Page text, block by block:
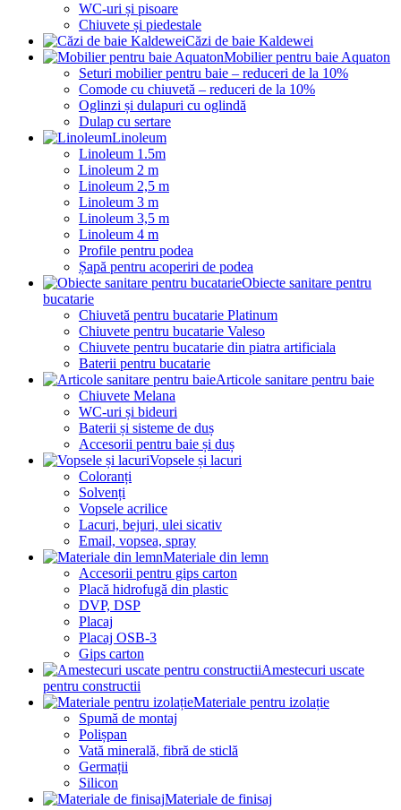
WC-uri și pisoare
Chiuvete și piedestale
Căzi de baie Kaldewei
Mobilier pentru baie Aquaton
Seturi mobilier pentru baie – reduceri de la 10%
Comode cu chiuvetă – reduceri de la 10%
Oglinzi și dulapuri cu oglindă
Dulap cu sertare
Linoleum
Linoleum 1.5m
Linoleum 2 m
Linoleum 2,5 m
Linoleum 3 m
Linoleum 3,5 m
Linoleum 4 m
Profile pentru podea
Șapă pentru acoperiri de podea
Obiecte sanitare pentru
bucatarie
Chiuvetă pentru bucatarie Platinum
Chiuvete pentru bucatarie Valeso
Chiuvete pentru bucatarie din piatra artificiala
Baterii pentru bucatarie
Articole sanitare pentru baie
Chiuvete Melana
WC-uri și bideuri
Baterii și sisteme de duș
Accesorii pentru baie și duș
Vopsele și lacuri
Coloranți
Solvenți
Vopsele acrilice
Lacuri, bejuri, ulei sicativ
Email, vopsea, spray
Materiale din lemn
Accesorii pentru gips carton
Placă hidrofugă din plastic
DVP, DSP
Placaj
Placaj OSB-3
Gips carton
Amestecuri uscate
pentru constructii
Materiale pentru izolație
Spumă de montaj
Polișpan
Vată minerală, fibră de sticlă
Germații
Silicon
Materiale de finisaj